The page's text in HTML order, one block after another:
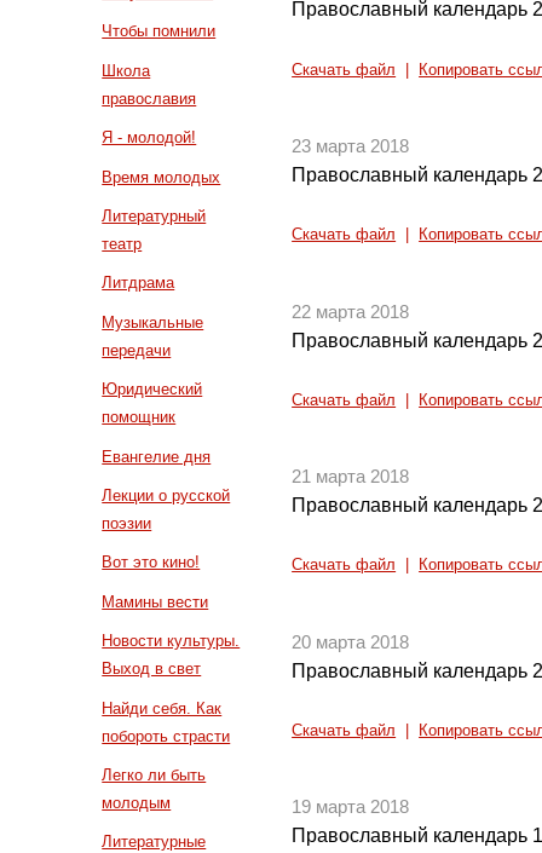
Чтобы помнили
Школа
православия
Я - молодой!
Время молодых
Литературный
театр
Литдрама
Музыкальные
передачи
Юридический
помощник
Евангелие дня
Лекции о русской
поэзии
Вот это кино!
Мамины вести
Новости культуры.
Выход в свет
Найди себя. Как
побороть страсти
Легко ли быть
молодым
Литературные
Православный календарь
Скачать файл Копировать
23 марта 2018
Православный календарь
Скачать файл Копировать
22 марта 2018
Православный календарь
Скачать файл Копировать
21 марта 2018
Православный календарь
Скачать файл Копировать
20 марта 2018
Православный календарь
Скачать файл Копировать
19 марта 2018
Православный календарь